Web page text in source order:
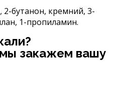
2-бутанон, кремний, 3-
1-пропиламин.
закажем вашу